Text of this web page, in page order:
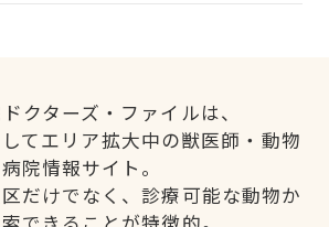
クターズ・ファイルは、
てエリア拡大中の獣医師・動物
病院情報サイト。
だけでなく、診療可能な動物か